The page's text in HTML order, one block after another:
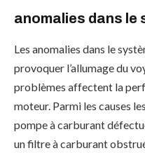
anomalies dans le
Les anomalies dans le
provoquer l’allumage du
problèmes affectent la
moteur. Parmi les causes
pompe à carburant
un filtre à carburant